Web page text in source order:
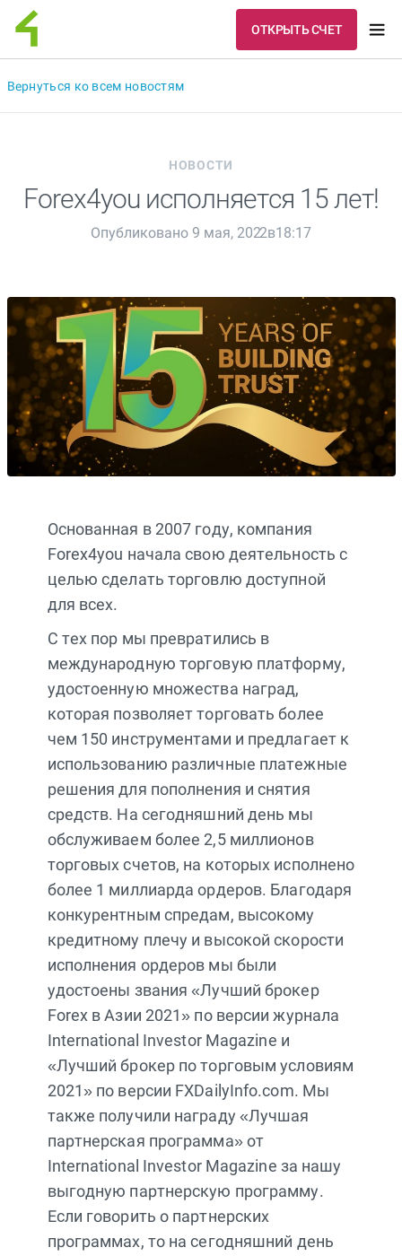
ОТКРЫТЬ СЧЕТ
Вернуться ко всем новостям
НОВОСТИ
Forex4you исполняется 15 лет!
Опубликовано 9 мая, 2022в18:17
Основанная в 2007 году, компания
Forex4you начала свою деятельность с
целью сделать торговлю доступной
для всех.
С тех пор мы превратились в
международную торговую платформу,
удостоенную множества наград,
которая позволяет торговать более
чем 150 инструментами и предлагает к
использованию различные платежные
решения для пополнения и снятия
средств. На сегодняшний день мы
обслуживаем более 2,5 миллионов
торговых счетов, на которых исполнено
более 1 миллиарда ордеров. Благодаря
конкурентным спредам, высокому
кредитному плечу и высокой скорости
исполнения ордеров мы были
удостоены звания «Лучший брокер
Forex в Азии 2021» по версии журнала
International Investor Magazine и
«Лучший брокер по торговым условиям
2021» по версии FXDailyInfo.com. Мы
также получили награду «Лучшая
партнерская программа» от
International Investor Magazine за нашу
выгодную партнерскую программу.
Если говорить о партнерских
программах, то на сегодняшний день